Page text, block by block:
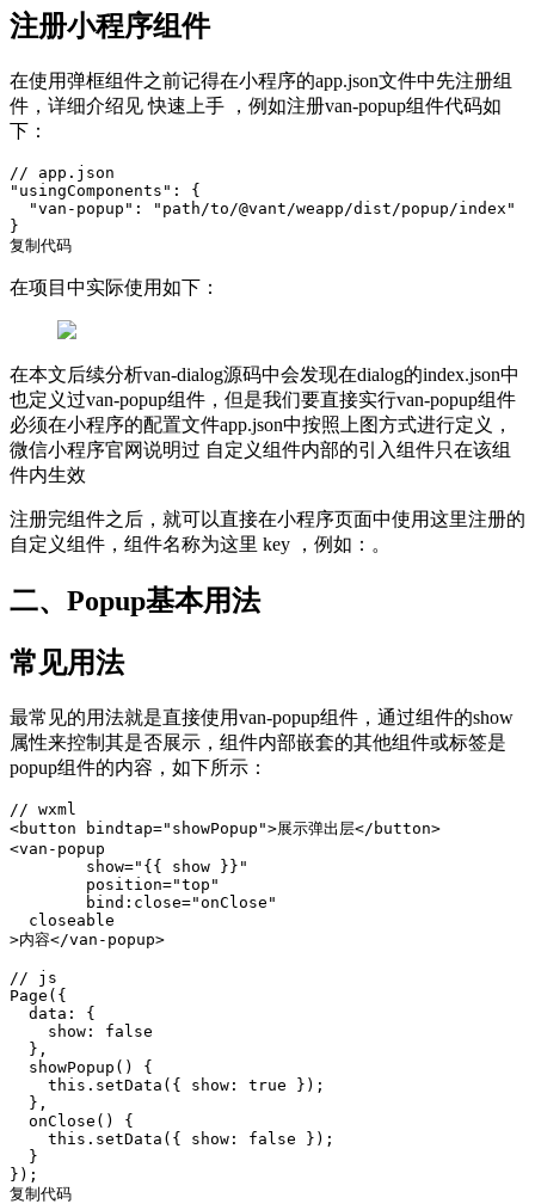
注册小程序组件
在使用弹框组件之前记得在小程序的app.json文件中先注册组
件，详细介绍见 快速上手 ，例如注册van-popup组件代码如
下：
// app.json
"usingComponents": {
  "van-popup": "path/to/@vant/weapp/dist/popup/index"
}
复制代码
在项目中实际使用如下：
在本文后续分析van-dialog源码中会发现在dialog的index.json中
也定义过van-popup组件，但是我们要直接实行van-popup组件
必须在小程序的配置文件app.json中按照上图方式进行定义，
微信小程序官网说明过 自定义组件内部的引入组件只在该组
件内生效
注册完组件之后，就可以直接在小程序页面中使用这里注册的
自定义组件，组件名称为这里 key ，例如：。
二、Popup基本用法
常见用法
最常见的用法就是直接使用van-popup组件，通过组件的show
属性来控制其是否展示，组件内部嵌套的其他组件或标签是
popup组件的内容，如下所示：
// wxml
<button bindtap="showPopup">展示弹出层</button>
<van-popup
  closeable
>内容</van-popup>
// js
Page({
  data: {
    show: false
  },
  showPopup() {
    this.setData({ show: true });
  },
  onClose() {
    this.setData({ show: false });
  }
});
复制代码